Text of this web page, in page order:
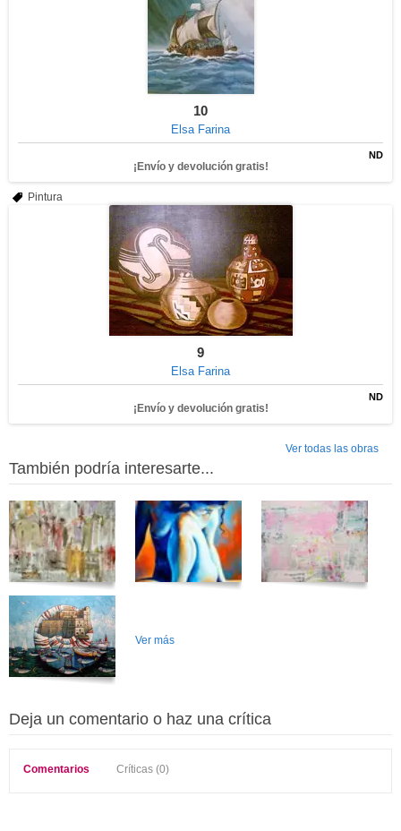
10
Elsa Farina
ND
¡Envío y devolución gratis!
Pintura
9
Elsa Farina
ND
¡Envío y devolución gratis!
Ver todas las obras
También podría interesarte...
Ver más
Deja un comentario o haz una crítica
Comentarios Críticas (0)